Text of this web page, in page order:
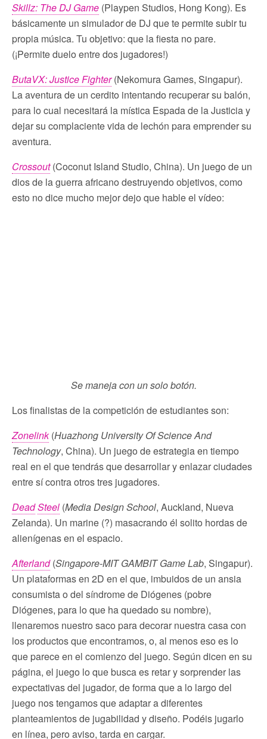
Skillz: The DJ Game (Playpen Studios, Hong Kong). Es
básicamente un simulador de DJ que te permite subir tu
propia música. Tu objetivo: que la fiesta no pare.
(¡Permite duelo entre dos jugadores!)
ButaVX: Justice Fighter(Nekomura Games, Singapur).
La aventura de un cerdito intentando recuperar su balón,
para lo cual necesitará la mística Espada de la Justicia y
dejar su complaciente vida de lechón para emprender su
aventura.
Crossout(Coconut Island Studio, China). Un juego de un
dios de la guerra africano destruyendo objetivos, como
esto no dice mucho mejor dejo que hable el vídeo:
Se maneja con un solo botón.
Los finalistas de la competición de estudiantes son:
Zonelink(Huazhong University Of Science And
Technology, China). Un juego de estrategia en tiempo
real en el que tendrás que desarrollar y enlazar ciudades
entre sí contra otros tres jugadores.
DeadSteel (Media Design School, Auckland, Nueva
Zelanda). Un marine (?) masacrando él solito hordas de
alienígenas en el espacio.
Afterland(Singapore-MIT GAMBIT Game Lab, Singapur).
Un plataformas en 2D en el que, imbuidos de un ansia
consumista o del síndrome de Diógenes (pobre
Diógenes, para lo que ha quedado su nombre),
llenaremos nuestro saco para decorar nuestra casa con
los productos que encontramos, o, al menos eso es lo
que parece en el comienzo del juego. Según dicen en su
página, el juego lo que busca es retar y sorprender las
expectativas del jugador, de forma que a lo largo del
juego nos tengamos que adaptar a diferentes
planteamientos de jugabilidad y diseño. Podéis jugarlo
en línea, pero aviso, tarda en cargar.